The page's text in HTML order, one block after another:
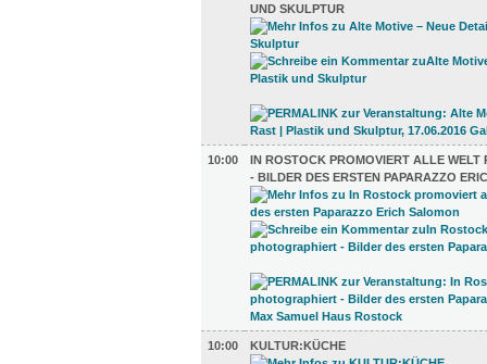
UND SKULPTUR
10:00
IN ROSTOCK PROMOVIERT ALLE WELT
- BILDER DES ERSTEN PAPARAZZO
10:00 KULTUR:KÜCHE